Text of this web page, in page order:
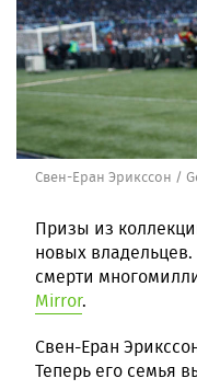
Свен-Еран Эрикссон /
Призы из
новых
смерти
Mirror.
Свен-Еран
Теперь его семья